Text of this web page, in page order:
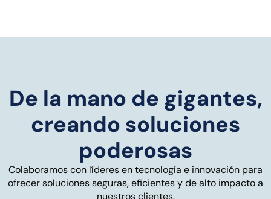
De la mano de gigantes,
creando soluciones
poderosas
Colaboramos con líderes en tecnología e innovación para
ofrecer soluciones seguras, eficientes y de alto impacto a
nuestros clientes.